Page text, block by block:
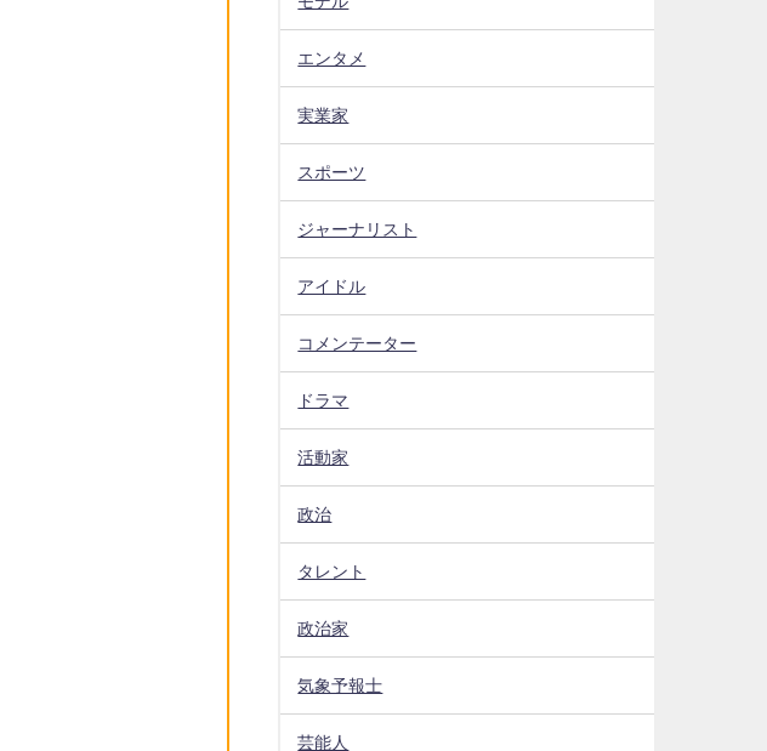
エンタメ
実業家
スポーツ
ジャーナリスト
アイドル
コメンテーター
ドラマ
活動家
政治
タレント
政治家
気象予報士
芸能人